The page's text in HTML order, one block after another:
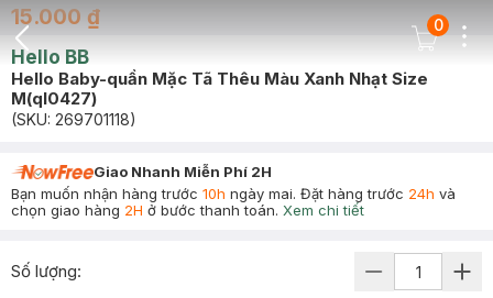
Back Icon
Cart Icon
0
15.000 ₫
Hello BB
Hello Baby-quần Mặc Tã Thêu Màu Xanh Nhạt Size
M(ql0427)
(SKU: 269701118)
Giao Nhanh Miễn Phí 2H
Bạn muốn nhận hàng trước 10h ngày mai. Đặt hàng trước 24h và
chọn giao hàng 2H ở bước thanh toán. Xem chi tiết
Số lượng: